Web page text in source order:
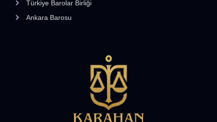
Türkiye Barolar Birliği
Ankara Barosu